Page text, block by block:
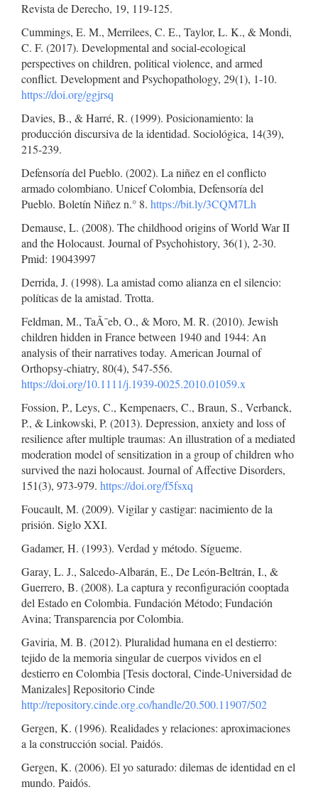
Revista de Derecho, 19, 119-125.
Cummings, E. M., Merrilees, C. E., Taylor, L. K., & Mondi,
C. F. (2017). Developmental and social-ecological
perspectives on children, political violence, and armed
conflict. Development and Psychopathology, 29(1), 1-10.
https://doi.org/ggjrsq
Davies, B., & Harré, R. (1999). Posicionamiento: la
producción discursiva de la identidad. Sociológica, 14(39),
215-239.
Defensoría del Pueblo. (2002). La niñez en el conflicto
armado colombiano. Unicef Colombia, Defensoría del
Pueblo. Boletín Niñez n.° 8. https://bit.ly/3CQM7Lh
Demause, L. (2008). The childhood origins of World War II
and the Holocaust. Journal of Psychohistory, 36(1), 2-30.
Pmid: 19043997
Derrida, J. (1998). La amistad como alianza en el silencio:
políticas de la amistad. Trotta.
Feldman, M., TaÃ¯eb, O., & Moro, M. R. (2010). Jewish
children hidden in France between 1940 and 1944: An
analysis of their narratives today. American Journal of
Orthopsy-chiatry, 80(4), 547-556.
https://doi.org/10.1111/j.1939-0025.2010.01059.x
Fossion, P., Leys, C., Kempenaers, C., Braun, S., Verbanck,
P., & Linkowski, P. (2013). Depression, anxiety and loss of
resilience after multiple traumas: An illustration of a mediated
moderation model of sensitization in a group of children who
survived the nazi holocaust. Journal of Affective Disorders,
151(3), 973-979. https://doi.org/f5fsxq
Foucault, M. (2009). Vigilar y castigar: nacimiento de la
prisión. Siglo XXI.
Gadamer, H. (1993). Verdad y método. Sígueme.
Garay, L. J., Salcedo-Albarán, E., De León-Beltrán, I., &
Guerrero, B. (2008). La captura y reconfiguración cooptada
del Estado en Colombia. Fundación Método; Fundación
Avina; Transparencia por Colombia.
Gaviria, M. B. (2012). Pluralidad humana en el destierro:
tejido de la memoria singular de cuerpos vividos en el
destierro en Colombia [Tesis doctoral, Cinde-Universidad de
Manizales] Repositorio Cinde
http://repository.cinde.org.co/handle/20.500.11907/502
Gergen, K. (1996). Realidades y relaciones: aproximaciones
a la construcción social. Paidós.
Gergen, K. (2006). El yo saturado: dilemas de identidad en el
mundo. Paidós.